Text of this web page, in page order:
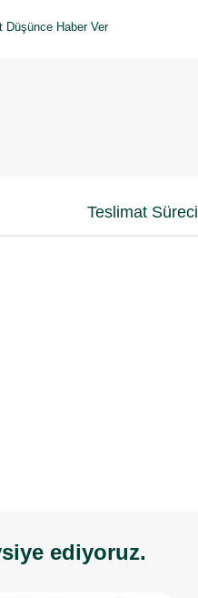
Düşünce Haber Ver
Teslimat Süreci
ediyoruz.